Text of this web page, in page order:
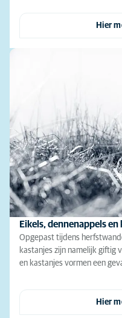
Hier
Eikels, dennenappels
Opgepast tijdens
kastanjes zijn namelijk giftig
en kastanjes vormen een
Hier